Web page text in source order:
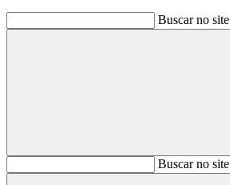
Buscar no site
BuscarBuscar no site